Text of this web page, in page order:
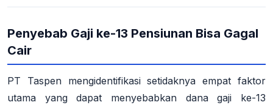
Penyebab Gaji ke-13 Pensiunan Bisa Gagal
Cair
PT Taspen mengidentifikasi setidaknyaempat faktor
utama yang dapat menyebabkan dana gaji ke-13